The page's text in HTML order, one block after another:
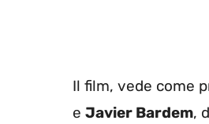
Il film, vede come
e Javier Bardem,